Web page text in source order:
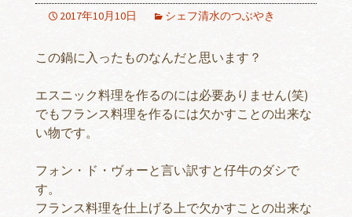
2017年10月10日 シェフ清水のつぶやき
この鍋に入ったものなんだと思います？
エスニック料理を作るのには必要ありません(笑)
でもフランス料理を作るには欠かすことの出来な
い物です。
フォン・ド・ヴォーと言い訳すと仔牛のダシで
す。
フランス料理を仕上げる上で欠かすことの出来な